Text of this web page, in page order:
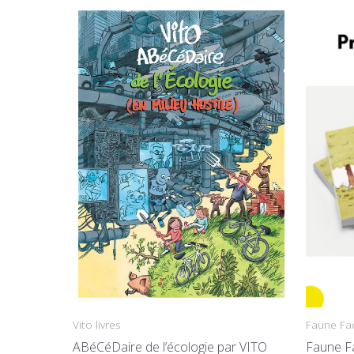
Vito livres
ABéCéDaire de l’écologie par VITO
Faune
Faune